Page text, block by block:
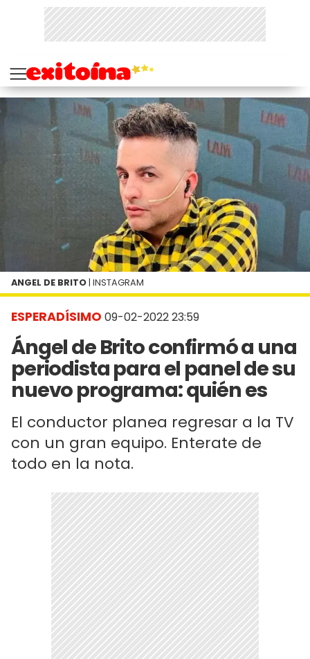
ESPERADÍSIMO 09-02-2022 23:59
Ángel de Brito confirmó a una
periodista para el panel de su
nuevo programa: quién es
El conductor planea regresar a la TV
con un gran equipo. Enterate de
todo en la nota.
ANGEL DE BRITO | INSTAGRAM